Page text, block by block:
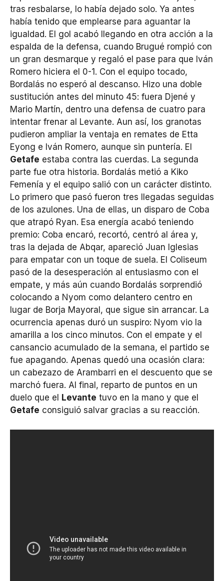
tras resbalarse, lo había dejado solo. Ya antes
había tenido que emplearse para aguantar la
igualdad. El gol acabó llegando en otra acción a la
espalda de la defensa, cuando Brugué rompió con
un gran desmarque y regaló el pase para que Iván
Romero hiciera el 0-1. Con el equipo tocado,
Bordalás no esperó al descanso. Hizo una doble
sustitución antes del minuto 45: fuera Djené y
Mario Martín, dentro una defensa de cuatro para
intentar frenar al Levante. Aun así, los granotas
pudieron ampliar la ventaja en remates de Etta
Eyong e Iván Romero, aunque sin puntería. El
Getafe estaba contra las cuerdas. La segunda
parte fue otra historia. Bordalás metió a Kiko
Femenía y el equipo salió con un carácter distinto.
Lo primero que pasó fueron tres llegadas seguidas
de los azulones. Una de ellas, un disparo de Coba
que atrapó Ryan. Esa energía acabó teniendo
premio: Coba encaró, recortó, centró al área y,
tras la dejada de Abqar, apareció Juan Iglesias
para empatar con un toque de suela. El Coliseum
pasó de la desesperación al entusiasmo con el
empate, y más aún cuando Bordalás sorprendió
colocando a Nyom como delantero centro en
lugar de Borja Mayoral, que sigue sin arrancar. La
ocurrencia apenas duró un suspiro: Nyom vio la
amarilla a los cinco minutos. Con el empate y el
cansancio acumulado de la semana, el partido se
fue apagando. Apenas quedó una ocasión clara:
un cabezazo de Arambarri en el descuento que se
marchó fuera. Al final, reparto de puntos en un
duelo que el
Levante tuvo en la mano y que el
Getafe consiguió salvar gracias a su reacción.